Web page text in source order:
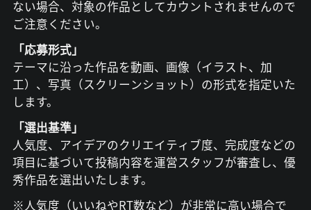
ない場合、対象の作品としてカウントされませんので
ご注意ください。
「応募形式」
テーマに沿った作品を動画、画像（イラスト、加
工）、写真（スクリーンショット）の形式を指定いた
します。
「選出基準」
人気度、アイデアのクリエイティブ度、完成度などの
項目に基づいて投稿内容を運営スタッフが審査し、優
秀作品を選出いたします。
※人気度（いいねやRT数など）が非常に高い場合で